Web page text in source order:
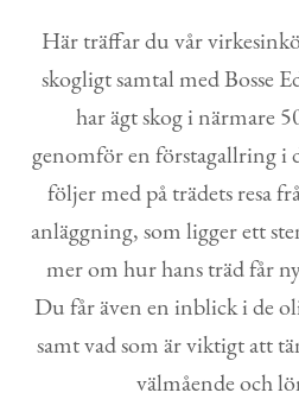
Här träffar du vår
skogligt samtal med Bosse
har ägt skog i närmare
genomför en förstagallring i
följer med på trädets resa
anläggning, som ligger ett
mer om hur hans träd får
Du får även en inblick i de
samt vad som är viktigt att
välmående och